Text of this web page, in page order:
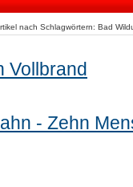
nach Schlagwörtern: Bad
Vollbrand
- Zehn